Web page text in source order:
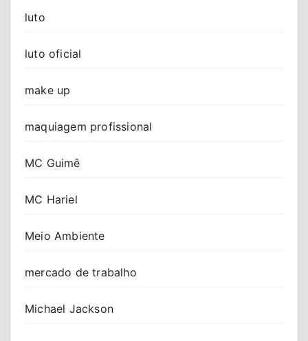
luto
luto oficial
make up
maquiagem profissional
MC Guimê
MC Hariel
Meio Ambiente
mercado de trabalho
Michael Jackson